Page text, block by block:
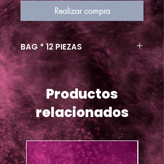
Realizar compra
BAG * 12 PIEZAS
Productos
relacionados